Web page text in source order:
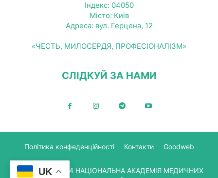
Індекс: 04050
Місто: Київ
Адреса: вул. Герцена, 12
«ЧЕСТЬ, МИЛОСЕРДЯ, ПРОФЕСІОНАЛІЗМ»
СЛІДКУЙ ЗА НАМИ
Політика конфеденційності Контакти Goodweb
© Copyright 2024 НАЦІОНАЛЬНА АКАДЕМІЯ МЕДИЧНИХ
UK